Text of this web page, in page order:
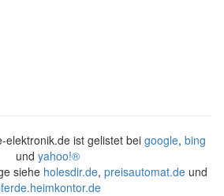
elektronik.de ist gelistet bei google, bing
und yahoo!®
siehe holesdir.de, preisautomat.deund